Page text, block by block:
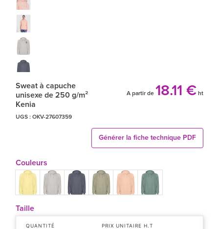
Sweat à capuche
unisexe de 250 g/m²
Kenia
A partir de 18.11 € ht
UGS : OKV-27607359
Générer la fiche technique PDF
Couleurs
Taille
QUANTITÉ PRIX UNITAIRE H.T